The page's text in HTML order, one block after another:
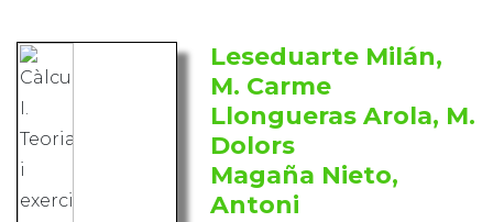
Leseduarte Milán,
M. Carme
Llongueras Arola, M.
Dolors
Magaña Nieto,
Antoni